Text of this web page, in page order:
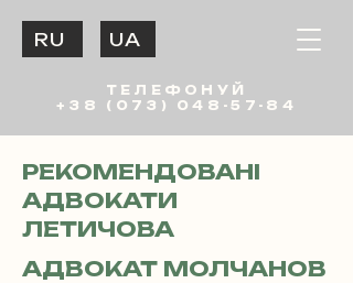
ТЕЛЕФОНУЙ
+38 (073) 048-57-84
UA
RU
РЕКОМЕНДОВАНІ
АДВОКАТИ
ЛЕТИЧОВА
АДВОКАТ МОЛЧАНОВ